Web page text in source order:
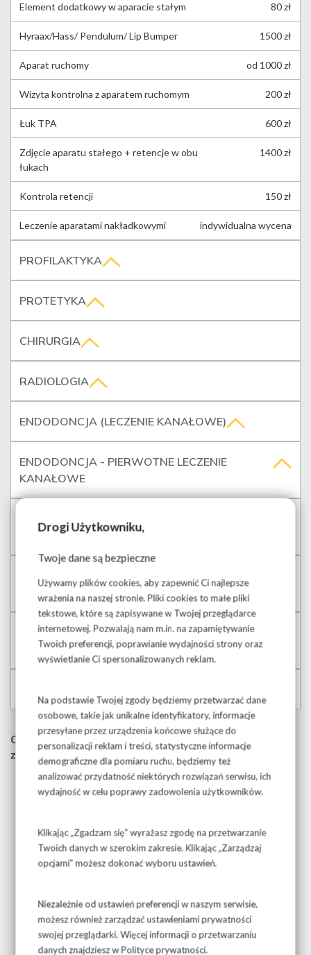
Drogi Użytkowniku,
Twoje dane są bezpieczne
Używamy plików cookies, aby zapewnić Ci najlepsze
wrażenia na naszej stronie. Pliki cookies to małe pliki
tekstowe, które są zapisywane w Twojej przeglądarce
internetowej. Pozwalają nam m.in. na zapamiętywanie
Twoich preferencji, poprawianie wydajności strony oraz
wyświetlanie Ci spersonalizowanych reklam.
Na podstawie Twojej zgody będziemy przetwarzać dane
osobowe, takie jak unikalne identyfikatory, informacje
przesyłane przez urządzenia końcowe służące do
personalizacji reklam i treści, statystyczne informacje
demograficzne dla pomiaru ruchu, będziemy też
analizować przydatność niektórych rozwiązań serwisu, ich
wydajność w celu poprawy zadowolenia użytkowników.
Klikając „Zgadzam się” wyrażasz zgodę na przetwarzanie
Twoich danych w szerokim zakresie. Klikając „Zarządzaj
opcjami” możesz dokonać wyboru ustawień.
Niezależnie od ustawień preferencji w naszym serwisie,
możesz również zarządzać ustawieniami prywatności
swojej przeglądarki. Więcej informacji o przetwarzaniu
danych znajdziesz wPolityce prywatności.
Element dodatkowy w aparacie stałym 80 zł
Hyraax/Hass/ Pendulum/ Lip Bumper 1500 zł
Aparat ruchomy od 1000 zł
Wizyta kontrolna z aparatem ruchomym 200 zł
Łuk TPA 600 zł
Zdjęcie aparatu stałego + retencje w obu
łukach
1400 zł
Kontrola retencji 150 zł
Leczenie aparatami nakładkowymi indywidualna wycena
PROFILAKTYKA
PROTETYKA
CHIRURGIA
RADIOLOGIA
ENDODONCJA (LECZENIE KANAŁOWE)
ENDODONCJA - PIERWOTNE LECZENIE
KANAŁOWE
ENDODONCJA - POWTÓRNE LECZENIE
KANAŁOWE
ENDODONCJA - SZCZEGÓLNE PRZYPADKI
LECZENIA POD MIKROSKOPEM
STOMATOLOGIA ZACHOWAWCZA I
ESTETYCZNA
Cena może ulec zmianie w zależności od stopnia trudności,
zużycia narzędzi oraz długości zabiegu
Umów wizytę lub zadzwoń!